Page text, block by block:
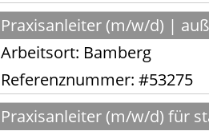
Praxisanleiter (m/w/d) |
Arbeitsort: Bamberg
Referenznummer: #53275
Praxisanleiter (m/w/d) für